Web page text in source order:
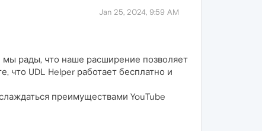
Jan 25, 2024, 9:59 AM
мы рады, что наше расширение позволяет
что UDL Helper работает бесплатно и
преимуществами YouTube